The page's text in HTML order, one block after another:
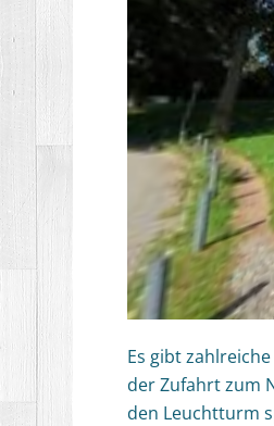
Es gibt
der Zufahrt zum
den Leuchtturm